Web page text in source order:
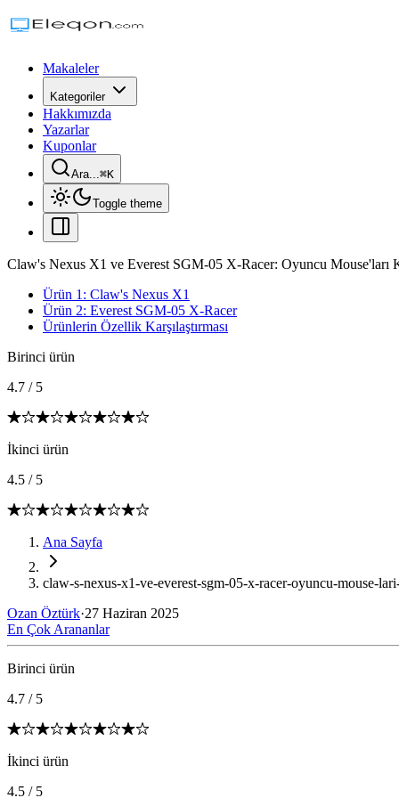
Makaleler
Kategoriler
Hakkımızda
Yazarlar
Kuponlar
Ara...⌘K
Toggle theme
Claw's Nexus X1 ve Everest SGM-05 X-Racer: Oyuncu Mouse'ları
Ürün 1: Claw's Nexus X1
Ürün 2: Everest SGM-05 X-Racer
Ürünlerin Özellik Karşılaştırması
Birinci ürün
4.7 / 5
İkinci ürün
4.5 / 5
Ana Sayfa
claw-s-nexus-x1-ve-everest-sgm-05-x-racer-oyuncu-mouse-
Ozan Öztürk·27 Haziran 2025
En Çok Arananlar
Birinci ürün
4.7 / 5
İkinci ürün
4.5 / 5